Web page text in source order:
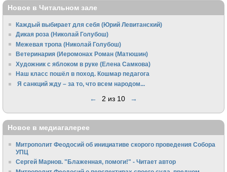
Новое в Читальном зале
Каждый выбирает для себя (Юрий Левитанский)
Дикая роза (Николай Голубош)
Межевая тропа (Николай Голубош)
Ветеринария (Иеромонах Роман (Матюшин)
Художник с яблоком в руке (Елена Самкова)
Наш класс пошёл в поход. Кошмар педагога
Я санкций жду – за то, что всем народом...
← 2 из 10 →
Новое в медиагалерее
Митрополит Феодосий об инициативе скорого проведения Собора
УПЦ
Сергей Марнов. "Блаженная, помоги!" - Читает автор